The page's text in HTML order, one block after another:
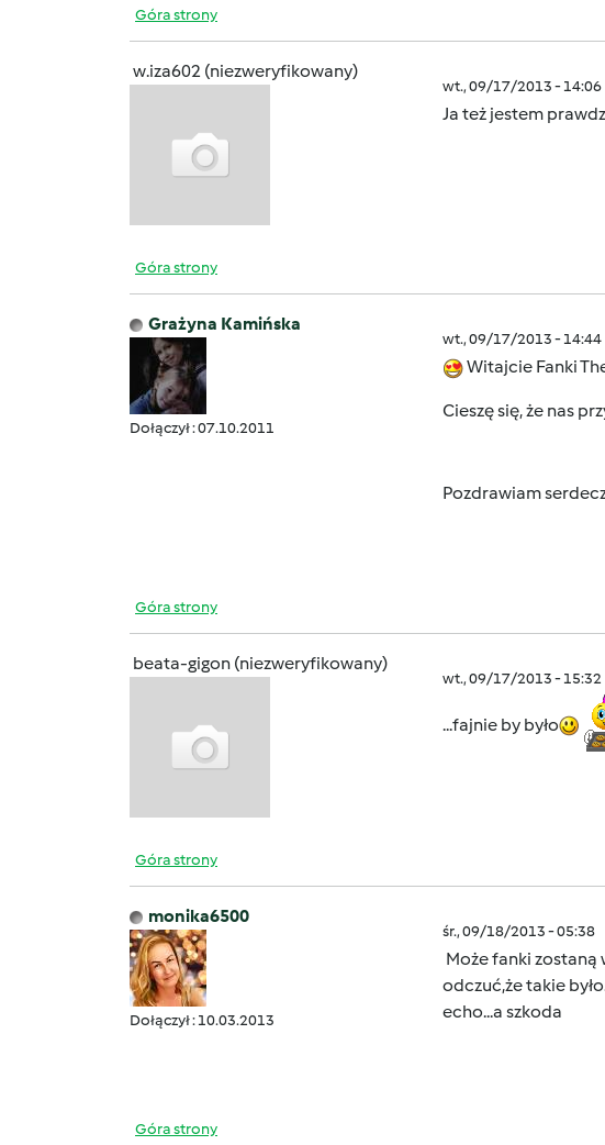
Góra strony
w.iza602 (niezweryfikowany)
wt., 09/17/2013 - 14:06
Ja też jestem
Góra strony
Grażyna Kamińska
Dołączył : 07.10.2011
wt., 09/17/2013 - 14:44
Witajcie Fanki
Cieszę się, że nas
Pozdrawiam
Góra strony
beata-gigon (niezweryfikowany)
wt., 09/17/2013 - 15:32
...fajnie by było
Góra strony
monika6500
Dołączył : 10.03.2013
śr., 09/18/2013 - 05:38
Może fanki zostaną
odczuć,że takie
echo...a szkoda
Góra strony